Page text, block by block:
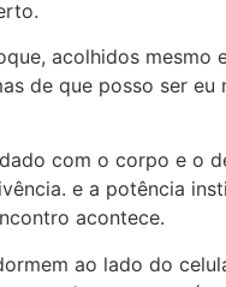
acolhidos mesmo
de que posso ser eu
com o corpo e o
e a potência
acontece.
ao lado do